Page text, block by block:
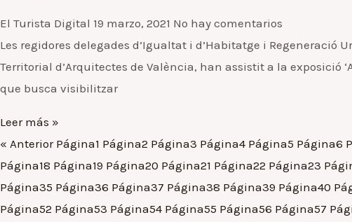
El Turista Digital 19 marzo, 2021 No hay comentarios
Les regidores delegades d’Igualtat i d’Habitatge i Regeneració
Territorial d’Arquitectes de València, han assistit a la exposició
que busca visibilitzar
Leer más »
« Anterior Página1 Página2 Página3 Página4 Página5 Página6
Página18 Página19 Página20 Página21 Página22 Página23
Página35 Página36 Página37 Página38 Página39 Página40
Página52 Página53 Página54 Página55 Página56 Página57